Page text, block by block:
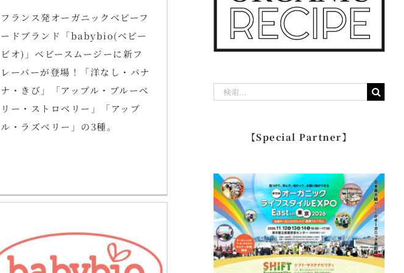
フランス発オーガニックベビーフ
ードブランド「babybio(ベビー
ビオ)」ベビースムージーに新フ
レーバーが登場！「洋なし・バナ
ナ・きび」「アップル・ブルーベ
リー・ストロベリー」「アップ
ル・ラズベリー」の3種。
【Special Partner】